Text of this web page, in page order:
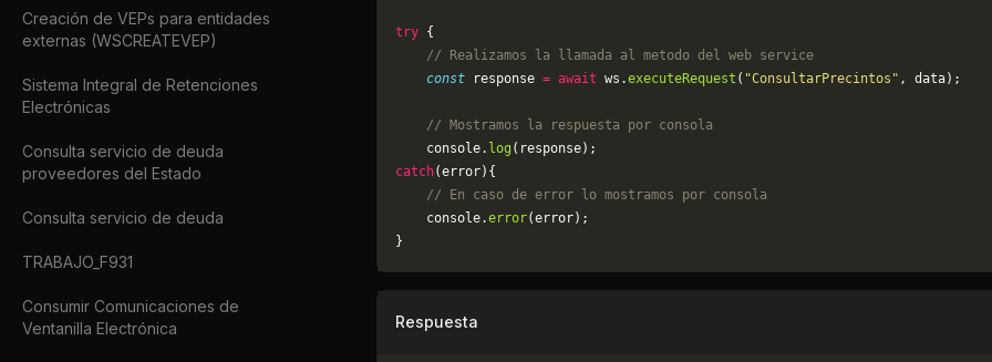
Creación de VEPs para entidades
externas (WSCREATEVEP)
Sistema Integral de Retenciones
Electrónicas
Consulta servicio de deuda
proveedores del Estado
Consulta servicio de deuda
TRABAJO_F931
Consumir Comunicaciones de
Ventanilla Electrónica
try {
    // Realizamos la llamada al metodo del web service
    const
response = await ws.executeRequest ( "ConsultarPrecintos" , data);
    // Mostramos la respuesta por consola
    console.
log (response);
catch(error){
    // En caso de error lo mostramos por consola
	console.
error(error);
}
Respuesta